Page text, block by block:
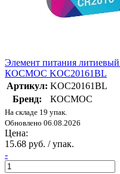
Элемент питания
КОСМОС KOC20161BL
Артикул: KOC20161BL
Бренд:
КОСМОС
На складе 19 упак.
Обновлено 06.08.2026
Цена:
15.68 руб. / упак.
-